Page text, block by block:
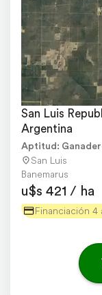
San Luis
Argentina
Aptitud:
San Luis
Banemarus
u$s 421 / ha
Financiación 4